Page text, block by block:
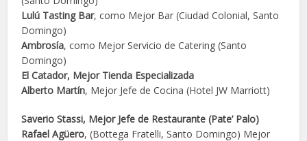
Lulú Tasting Bar, como Mejor Bar (Ciudad Colonial, Santo
Domingo)
Ambrosía, como Mejor Servicio de Catering (Santo
Domingo)
El Catador, Mejor Tienda Especializada
Alberto Martín, Mejor Jefe de Cocina (Hotel JW Marriott)
Saverio Stassi, Mejor Jefe de Restaurante (Pate’ Palo)
Rafael Agüero, (Bottega Fratelli, Santo Domingo) Mejor